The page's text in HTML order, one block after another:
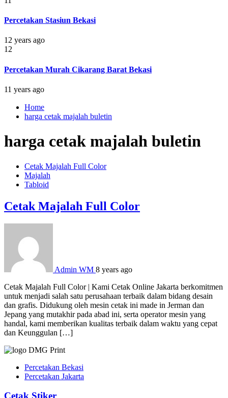
Percetakan Stasiun Bekasi
12 years ago
12
Percetakan Murah Cikarang Barat Bekasi
11 years ago
Home
harga cetak majalah buletin
harga cetak majalah buletin
Cetak Majalah Full Color
Majalah
Tabloid
Cetak Majalah Full Color
Admin WM 8 years ago
Cetak Majalah Full Color | Kami Cetak Online Jakarta berkomitmen
untuk menjadi salah satu perusahaan terbaik dalam bidang desain
dan grafis. Didukung oleh mesin cetak ini made in Jerman dan
Jepang yang mutakhir pada abad ini, serta operator mesin yang
handal, kami memberikan kualitas terbaik dalam waktu yang cepat
dan Keunggulan […]
Percetakan Bekasi
Percetakan Jakarta
Cetak Stiker